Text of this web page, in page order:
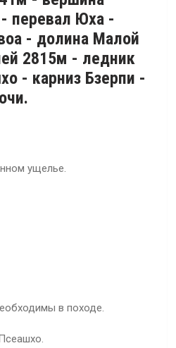
перевал Юха -
- долина Малой
2815м - ледник
- карниз Бзерпи -
ущелье.
в походе.
все климат >>>